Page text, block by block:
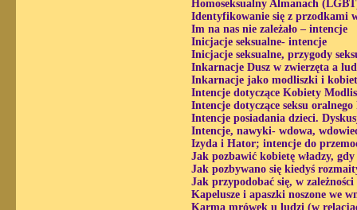
Homoseksualny Almanach
Identyfikowanie się z przodkami
Im na nas nie zależało – intencje
Inicjacje seksualne- intencje
Inicjacje seksualne, przygody
Inkarnacje Dusz w zwierzęta a
Inkarnacje jako modliszki i
Intencje dotyczące Kobiety
Intencje dotyczące seksu
Intencje posiadania dzieci.
Intencje, nawyki- wdowa,
Izyda i Hator; intencje do
Jak pozbawić kobietę władzy,
Jak pozbywano się kiedyś
Jak przypodobać się, w
Kapelusze i apaszki noszone we
Karma mrówek u ludzi (w